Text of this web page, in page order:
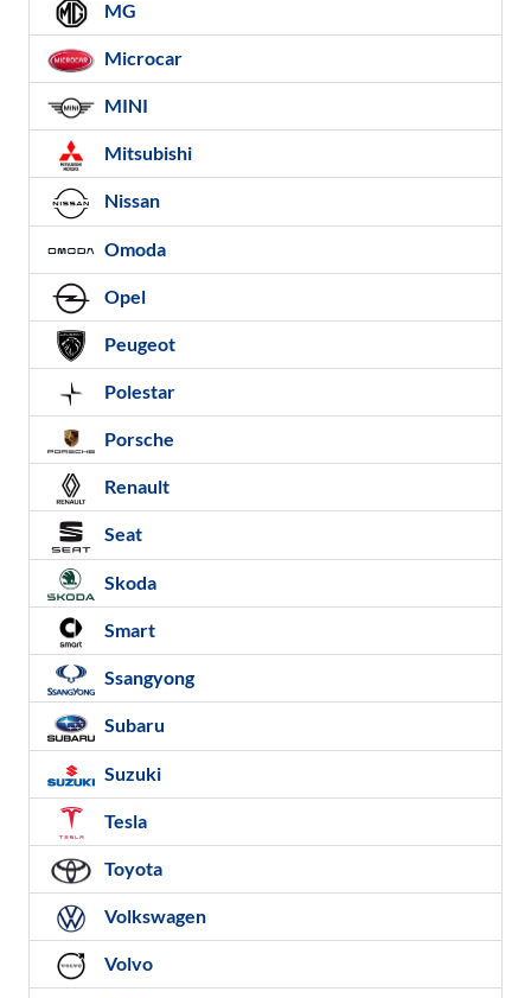
MG
Microcar
MINI
Mitsubishi
Nissan
Omoda
Opel
Peugeot
Polestar
Porsche
Renault
Seat
Skoda
Smart
Ssangyong
Subaru
Suzuki
Tesla
Toyota
Volkswagen
Volvo